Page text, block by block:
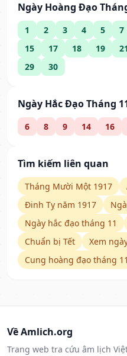
Ngày Hoàng Đạo
1 2 3 4 5 7
15
17 18 19 21
29
30
Ngày Hắc Đạo Tháng
6 8 9 14 16
Tìm kiếm liên quan
Tháng Mười Một 1917
Đinh Tỵ năm 1917
Ngày hắc đạo tháng 11
Chuẩn bị Tết
Xem
Cung hoàng đạo tháng 11
Về Amlich.org
Trang web tra cứu âm lịch